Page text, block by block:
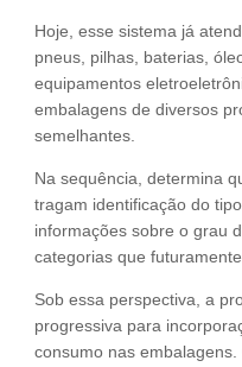
Hoje, esse sistema já
pneus, pilhas, baterias,
equipamentos
embalagens de diversos
semelhantes.
Na sequência, determina
tragam identificação do
informações sobre o grau
categorias que
Sob essa perspectiva, a
progressiva para
consumo nas